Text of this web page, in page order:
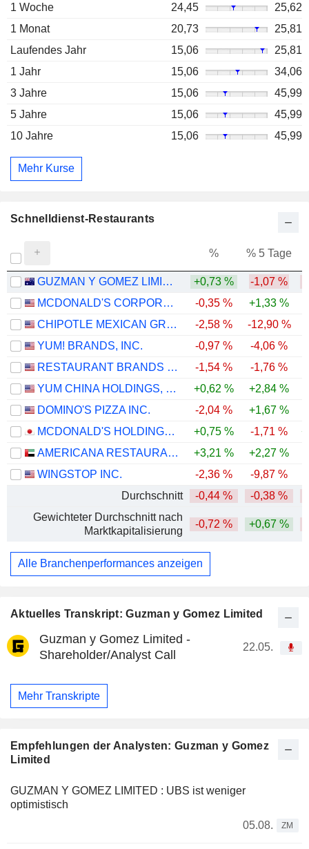
Aktuelles Transkript: Guzman y Gomez Limited
Guzman y Gomez Limited -
Shareholder/Analyst Call
22.05.
Mehr Transkripte
Empfehlungen der Analysten: Guzman y Gomez
Limited
GUZMAN Y GOMEZ LIMITED : UBS ist weniger
optimistisch
05.08.
ZM
1 Woche 24,45
25,62
1 Monat
20,73
25,81
Laufendes Jahr
15,06
25,81
1 Jahr
15,06
34,06
3 Jahre
15,06
45,99
5 Jahre
15,06
45,99
10 Jahre
15,06 45,99
Mehr Kurse
Schnelldienst-Restaurants
% % 5 Tage
GUZMAN Y GOMEZ LIMITED +0,73 % -1,07 %
MCDONALD'S CORPORATION
-0,35 % +1,33 %
CHIPOTLE MEXICAN GRILL, INC.
-2,58 % -12,90 %
YUM! BRANDS, INC.
-0,97 % -4,06 %
RESTAURANT BRANDS INTERNATIONAL INC.
-1,54 % -1,76 %
YUM CHINA HOLDINGS, INC.
+0,62 % +2,84 %
DOMINO'S PIZZA INC.
-2,04 % +1,67 %
MCDONALD'S HOLDINGS COMPANY (JAPAN), LTD.
+0,75 % -1,71 %
AMERICANA RESTAURANTS INTERNATIONAL PLC
+3,21 % +2,27 %
WINGSTOP INC.
-2,36 % -9,87 %
Durchschnitt
-0,44 % -0,38 %
Gewichteter Durchschnitt nach
Marktkapitalisierung
-0,72 % +0,67 %
Alle Branchenperformances anzeigen